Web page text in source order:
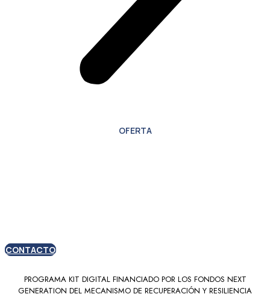
OFERTA
CONTACTO
PROGRAMA KIT DIGITAL FINANCIADO POR LOS FONDOS NEXT
GENERATION DEL MECANISMO DE RECUPERACIÓN Y RESILIENCIA